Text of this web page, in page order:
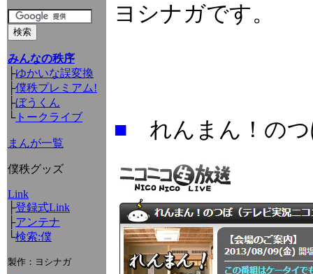
みんなの秩序
├ゆかいな誤変換
├僕秩プレミアム!
├ぼうくん
└トークライブ
まんが一覧
僕秩グッズ
Link
├登録式Link
├アンテナ
└検索:僕
製作：ヨシナガ
ヨシナガです。
■ れんまん！の